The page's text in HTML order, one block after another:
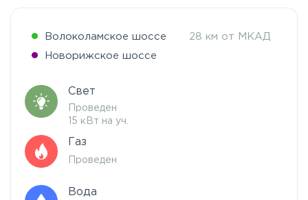
Волоколамское шоссе 28 км от МКАД
Новорижское шоссе
Свет
Проведен
15 кВт на уч.
Газ
Проведен
Вода